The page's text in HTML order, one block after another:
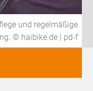
und regelmäßige
© haibike.de | pd-f